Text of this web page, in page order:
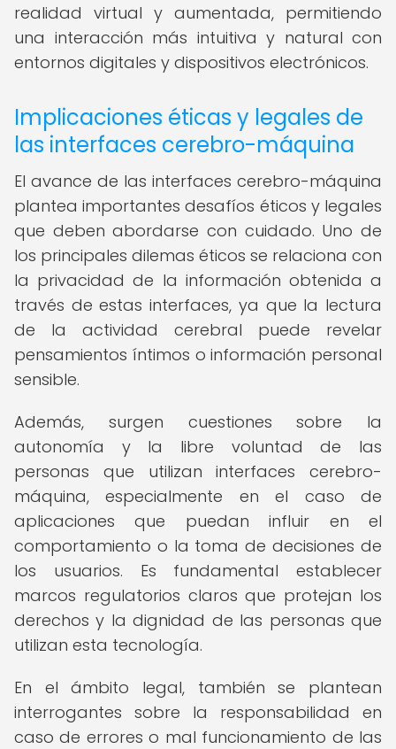
realidad virtual y aumentada, permitiendo
una interacción más intuitiva y natural con
entornos digitales y dispositivos electrónicos.
Implicaciones éticas y legales de
las interfaces cerebro-máquina
El avance de las interfaces cerebro-máquina
plantea importantes desafíos éticos y legales
que deben abordarse con cuidado. Uno de
los principales dilemas éticos se relaciona con
la privacidad de la información obtenida a
través de estas interfaces, ya que la lectura
de la actividad cerebral puede revelar
pensamientos íntimos o información personal
sensible.
Además, surgen cuestiones sobre la
autonomía y la libre voluntad de las
personas que utilizan interfaces cerebro-
máquina, especialmente en el caso de
aplicaciones que puedan influir en el
comportamiento o la toma de decisiones de
los usuarios. Es fundamental establecer
marcos regulatorios claros que protejan los
derechos y la dignidad de las personas que
utilizan esta tecnología.
En el ámbito legal, también se plantean
interrogantes sobre la responsabilidad en
caso de errores o mal funcionamiento de las